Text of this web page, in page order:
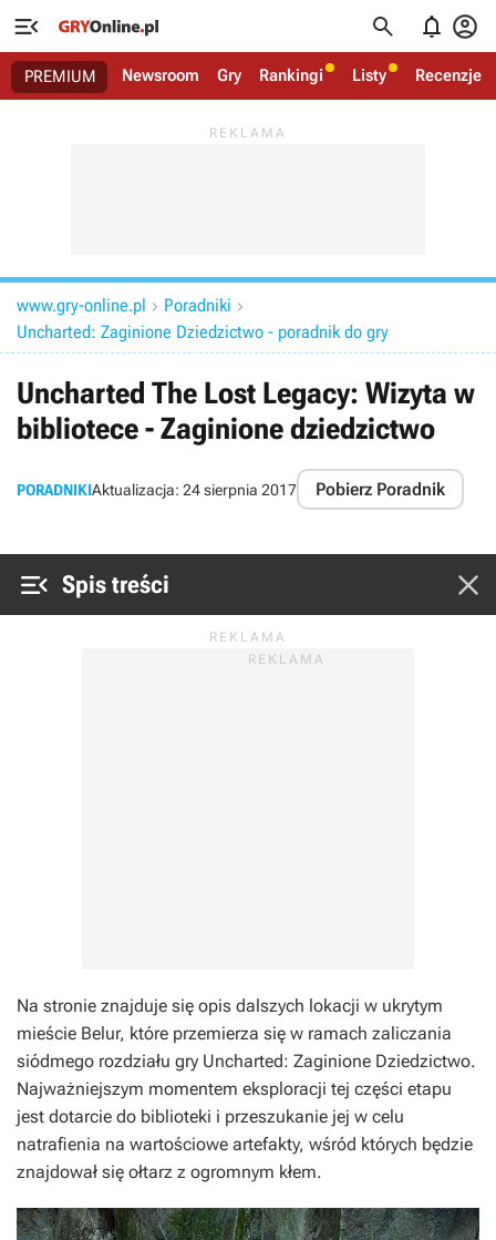
   
PREMIUM Newsroom Gry Rankingi Listy Recenzje
www.gry-online.pl  Poradniki 
Uncharted: Zaginione Dziedzictwo - poradnik do gry
Uncharted The Lost Legacy: Wizyta w
bibliotece - Zaginione dziedzictwo
PORADNIKIAktualizacja: 24 sierpnia 2017 Pobierz Poradnik
 Spis treści 
Na stronie znajduje się opis dalszych lokacji w ukrytym
mieście Belur, które przemierza się w ramach zaliczania
siódmego rozdziału gry Uncharted: Zaginione Dziedzictwo.
Najważniejszym momentem eksploracji tej części etapu
jest dotarcie do biblioteki i przeszukanie jej w celu
natrafienia na wartościowe artefakty, wśród których będzie
znajdował się ołtarz z ogromnym kłem.